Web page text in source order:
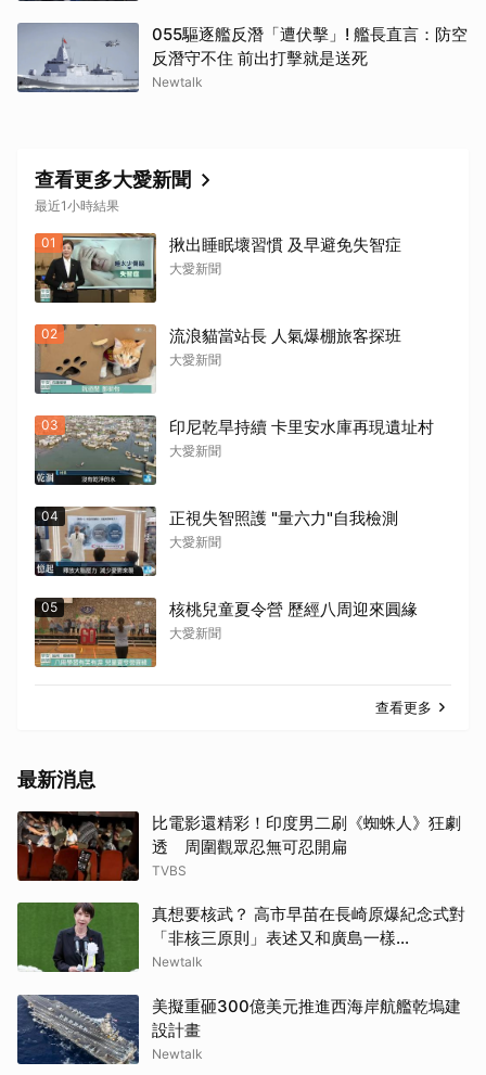
055驅逐艦反潛「遭伏擊」! 艦長直言：防空
反潛守不住 前出打擊就是送死
Newtalk
查看更多大愛新聞
最近1小時結果
01 揪出睡眠壞習慣 及早避免失智症
大愛新聞
02 流浪貓當站長 人氣爆棚旅客探班
大愛新聞
03 印尼乾旱持續 卡里安水庫再現遺址村
大愛新聞
04 正視失智照護 "量六力"自我檢測
大愛新聞
05 核桃兒童夏令營 歷經八周迎來圓緣
大愛新聞
查看更多
最新消息
比電影還精彩！印度男二刷《蜘蛛人》狂劇
透 周圍觀眾忍無可忍開扁
TVBS
真想要核武？ 高市早苗在長崎原爆紀念式對
「非核三原則」表述又和廣島一樣...
Newtalk
美擬重砸300億美元推進西海岸航艦乾塢建
設計畫
Newtalk